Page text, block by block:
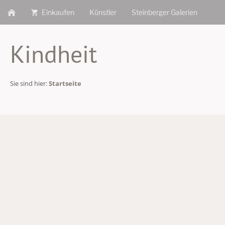
Einkaufen Künstler Steinberger Galerien
Kindheit
Sie sind hier:Startseite